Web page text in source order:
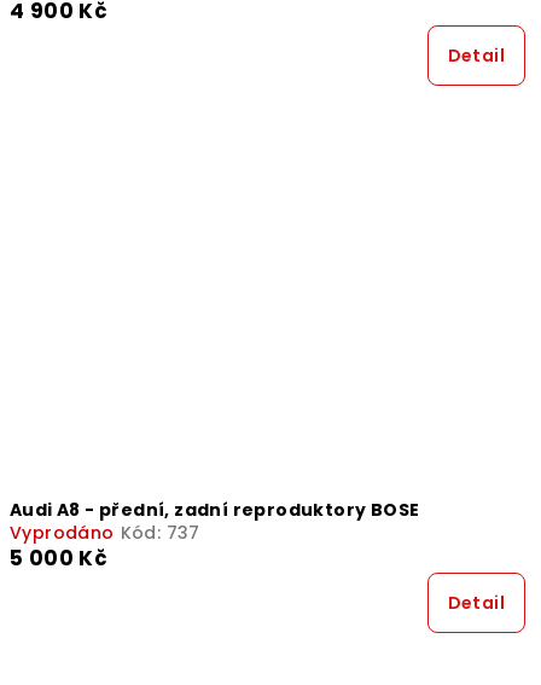
4 900 Kč
Detail
Audi A8 - přední, zadní reproduktory BOSE
Vyprodáno Kód: 737
5 000 Kč
Detail